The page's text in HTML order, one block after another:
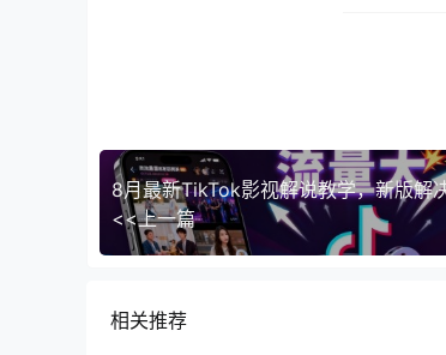
<<上一篇
相关推荐